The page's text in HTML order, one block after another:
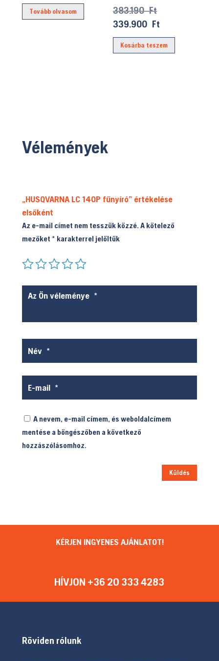
Tovább olvasom 383.190FtOriginal
price
was:
383.190 Ft.
339.900 Ft
price
is:
Kosárba teszem
Vélemények
„HUSQVARNA LC 140P fűnyíró” értékelése
elsőként
Az e-mail címet nem tesszük közzé. A kötelező
mezőket * karakterrel jelöltük
A nevem, e-mail címem, és weboldalcímem
mentése a böngészőben a következő
hozzászólásomhoz.
Küldés
KÉRJEN INGYENES AJÁNLATOT!
HÍVJON +36 20 333 4283
Röviden rólunk